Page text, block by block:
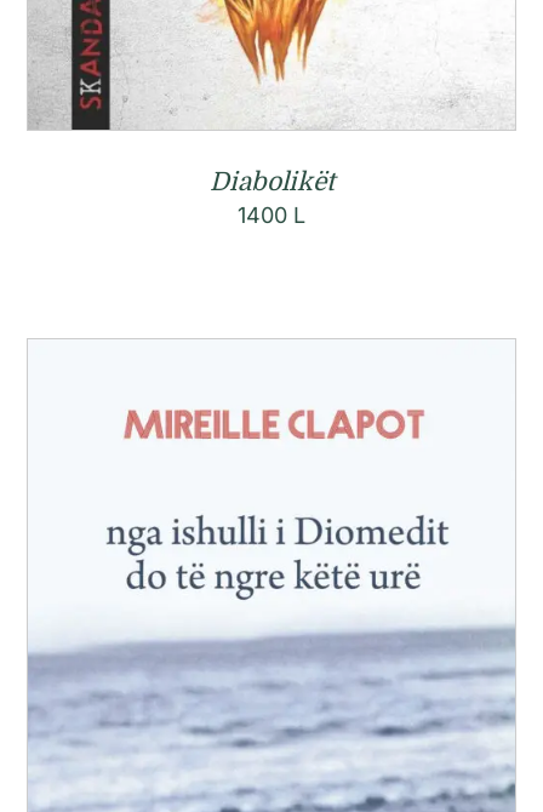
Diabolikët
1400 L